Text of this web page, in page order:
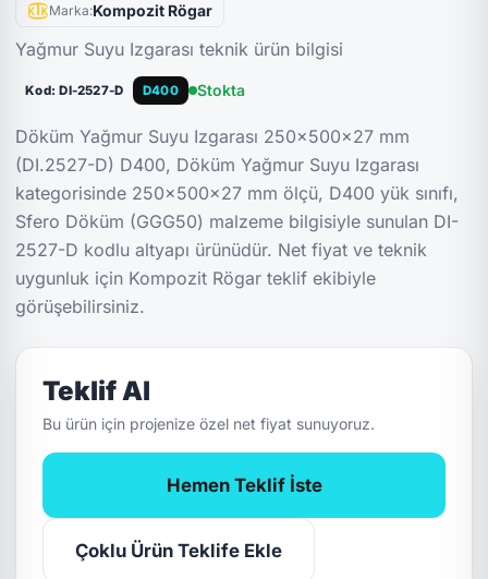
Marka:Kompozit Rögar
Yağmur Suyu Izgarası teknik ürün bilgisi
Kod: DI-2527-D D400 Stokta
Döküm Yağmur Suyu Izgarası 250x500x27 mm
(DI.2527-D) D400, Döküm Yağmur Suyu Izgarası
kategorisinde 250x500x27 mm ölçü, D400 yük sınıfı,
Sfero Döküm (GGG50) malzeme bilgisiyle sunulan DI-
2527-D kodlu altyapı ürünüdür. Net fiyat ve teknik
uygunluk için Kompozit Rögar teklif ekibiyle
görüşebilirsiniz.
Teklif Al
Bu ürün için projenize özel net fiyat sunuyoruz.
Hemen Teklif İste
Çoklu Ürün Teklife Ekle